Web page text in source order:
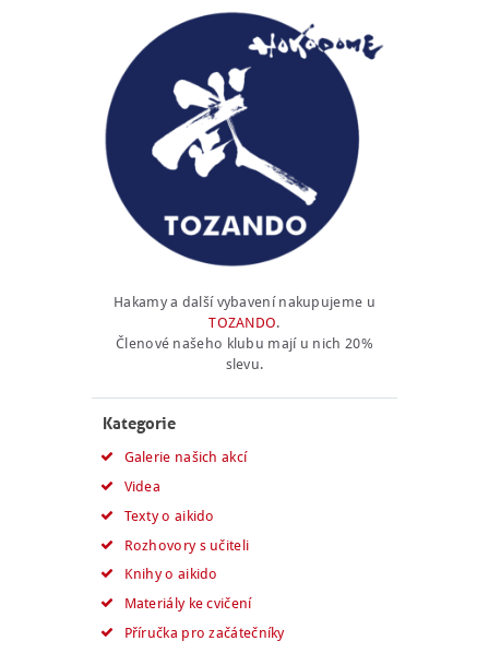
Hakamy a další vybavení nakupujeme u
TOZANDO.
Členové našeho klubu mají u nich 20%
slevu.
Kategorie
Galerie našich akcí
Videa
Texty o aikido
Rozhovory s učiteli
Knihy o aikido
Materiály ke cvičení
Příručka pro začátečníky